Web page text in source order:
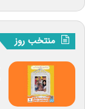
منتخب روز